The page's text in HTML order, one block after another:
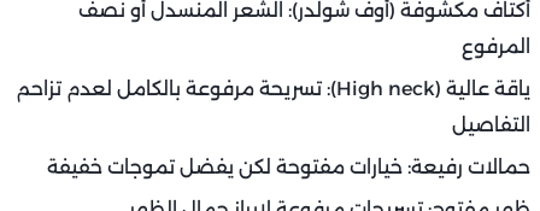
أكتاف مكشوفة (أوف شولدر): الشعر المنسدل أو نصف
المرفوع
ياقة عالية (High neck): تسريحة مرفوعة بالكامل لعدم تزاحم
التفاصيل
حمالات رفيعة: خيارات مفتوحة لكن يفضل تموجات خفيفة